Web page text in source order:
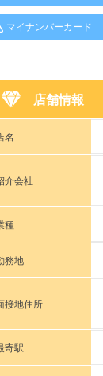
マイナンバーカード
店舗情報
名
介会社
種
務地
接地住所
寄駅